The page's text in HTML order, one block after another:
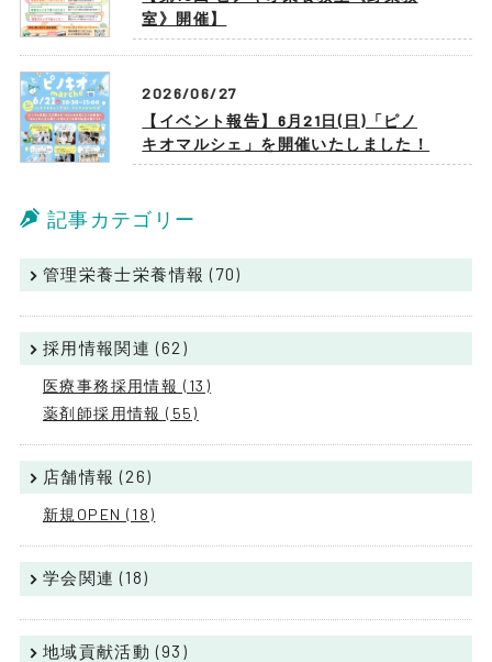
室》開催】
2026/06/27
【イベント報告】6月21日(日)「ピノ
キオマルシェ」を開催いたしました！
記事カテゴリー
管理栄養士栄養情報 (70)
採用情報関連 (62)
医療事務採用情報 (13)
薬剤師採用情報 (55)
店舗情報 (26)
新規OPEN (18)
学会関連 (18)
地域貢献活動 (93)